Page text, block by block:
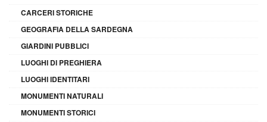
CARCERI STORICHE
GEOGRAFIA DELLA SARDEGNA
GIARDINI PUBBLICI
LUOGHI DI PREGHIERA
LUOGHI IDENTITARI
MONUMENTI NATURALI
MONUMENTI STORICI